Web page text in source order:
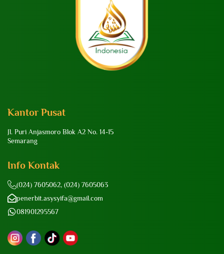
Kantor Pusat
Jl. Puri Anjasmoro Blok A2 No. 14-15
Semarang
Info Kontak
(024) 7605062, (024) 7605063
penerbit.asysyifa@gmail.com
081901295567